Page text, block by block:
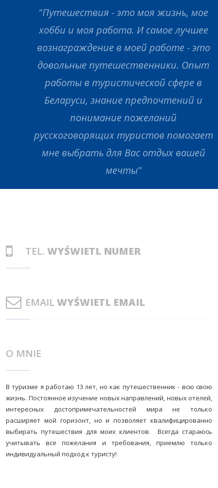
"Путешествия - это моя жизнь, мое
хобби и моя работа. И самое лучшее
вознаграждение в моей работе - это
довольные путешественники. Опыт
работы в туристической сфере в
Беларуси, знание предпочтений и
понимание пожеланий
русскоговорящих туристов помогает
мне выбрать для Вас отдых вашей
мечты"
TEL. WYŚWIETL NUMER
EMAILWYŚWIETL EMAIL
O MNIE
В туризме я работаю 13 лет, но как путешественник - всю свою
жизнь. Постоянное изучение новых направлений, новых отелей,
интересных достопримечательностей мира не только
расширяет мой горизонт, но и позволяет квалифицированно
выбирать путешествия для моих клиентов. Всегда стараюсь
учитывать все пожелания и требования, приемлю только
индивидуальный подход к туристу!